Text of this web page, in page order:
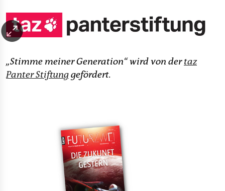
„Stimme meiner Generation“ wird von dertaz
Panter Stiftunggefördert.